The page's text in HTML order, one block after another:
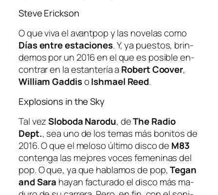
Steve Erickson
O que vi­va el avant­pop y las no­ve­las co­mo
Días en­tre es­ta­cio­nes. Y, ya pues­tos, brin­
de­mos por un 2016 en el que es po­si­ble en­
con­trar en la es­tan­te­ría a Robert Coover,
William GaddisoIshmael Reed.
Explosions in the Sky
Tal vezSloboda Narodu, deThe Radio
Dept., sea uno de los te­mas más bo­ni­tos de
2016. O que el me­lo­so úl­ti­mo dis­co de M83
con­ten­ga las me­jo­res vo­ces fe­me­ni­nas del
pop. O que, ya que ha­bla­mos de pop,Tegan
and Sara ha­yan fac­tu­ra­do el dis­co más ma­